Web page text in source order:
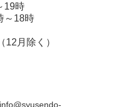
19時
～18時
12月除く）
info@syusendo-